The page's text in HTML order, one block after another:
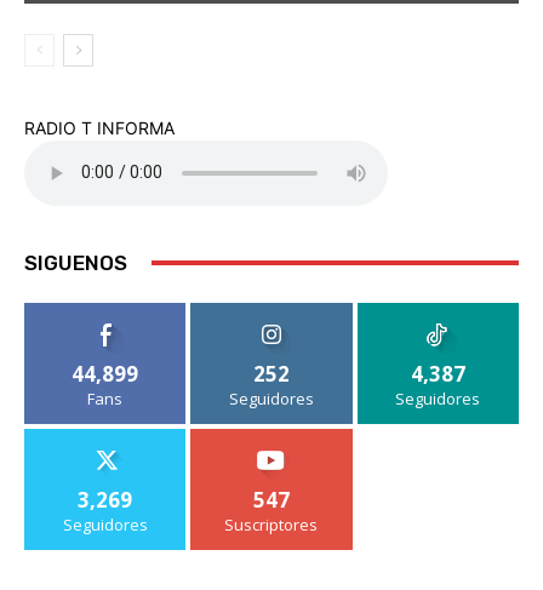
RADIO T INFORMA
SIGUENOS
44,899
Fans
252
Seguidores
4,387
Seguidores
3,269
Seguidores
547
Suscriptores